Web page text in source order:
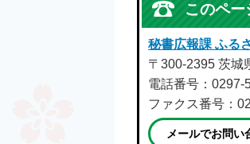
このペ
秘書広報課 ふる
〒300-2395 茨城
電話番号：0297-
ファクス番号：
メールでお問い